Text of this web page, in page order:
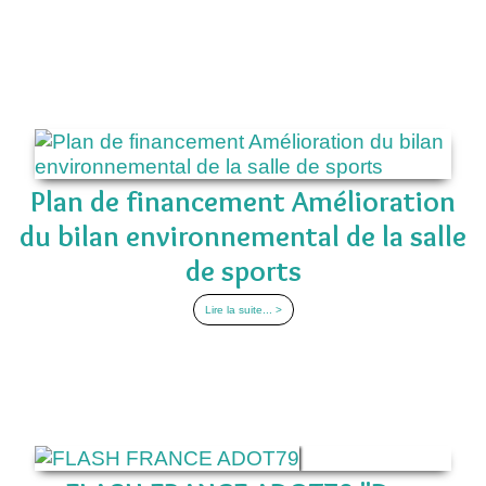
Plan de financement Amélioration
du bilan environnemental de la salle
de sports
Lire la suite... >